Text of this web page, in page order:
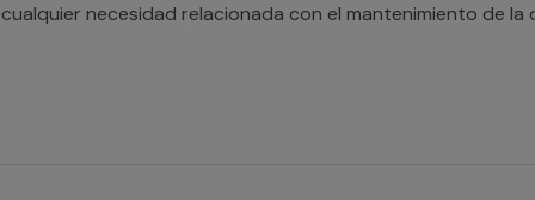
cualquier necesidad relacionada con el mantenimiento de